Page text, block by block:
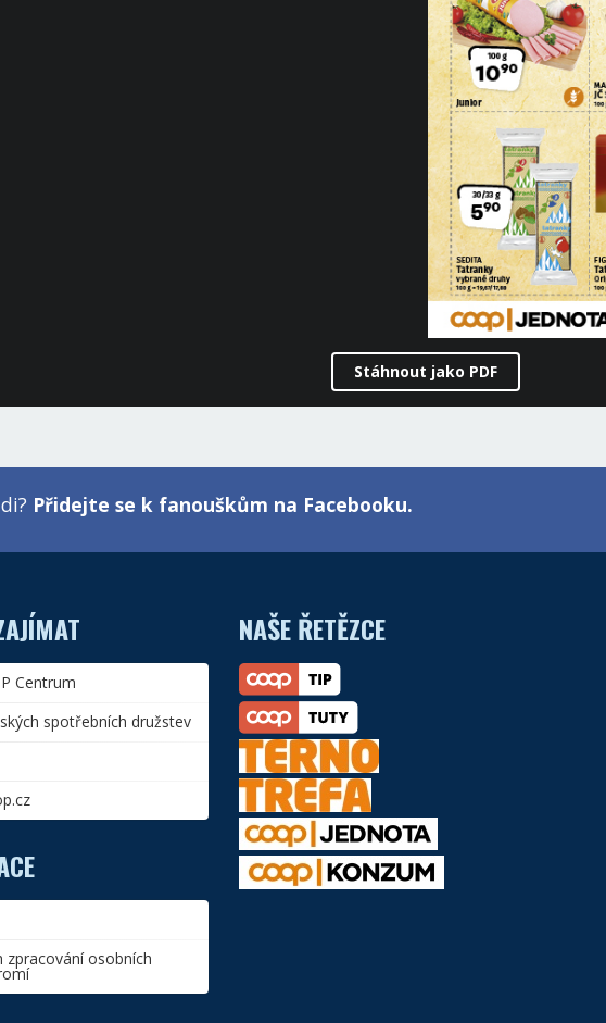
Stáhnout jako PDF
Přidejte se k fanouškům na Facebooku.
Centrum
spotřebních družstev
zpracování osobních
NAŠE ŘETĚZCE